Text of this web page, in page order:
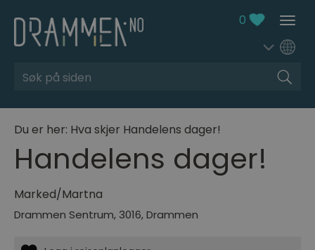
0
Søk
Du er her: Hva skjer Handelens dager!
Handelens dager!
Marked/Martna
Drammen Sentrum, 3016,Drammen